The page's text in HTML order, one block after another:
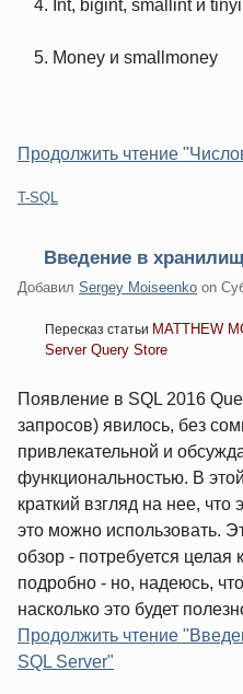
Int, bigint, smallint и
Money и smallmoney
Продолжить чтение
Категории:
T-SQL
Введение в
Добавил Sergey Moiseenko on
Пересказ статьи MATTHEW
Server Query Store
Появление в SQL 2016
запросов) явилось, без
привлекательной и
функциональностью. В
краткий взгляд на нее, что
это можно использовать.
обзор - потребуется целая
подробно - но, надеюсь,
насколько это будет
Продолжить чтение
SQL Server"